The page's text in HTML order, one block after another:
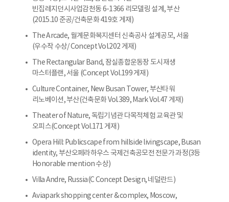
빈집레지던시사업감천동 6-1366 리모델링 설계, 부산
(2015.10 준공/건축문화 419호 게재)
The Arcade, 월계문화복지센터 신축공사 설계공모, 서울
(우수작 수상/ Concept Vol.202 게재)
The Rectangular Band, 잠실종합운동장 도시재생
마스터플랜, 서울 (Concept Vol.199 게재)
Culture Container, New Busan Tower, 부산타워
리노베이션, 부산(건축문화 Vol.389, Mark Vol.47 게재)
Theater of Nature, 독립기념관 다목적체험 교육관 및
오피스(Concept Vol.171 게재)
Opera Hill: Publicscape from hillside livingscape, Busan
identity, 부산오페라하우스 국제건축공모전 전문가 과정(3등
Honorable mention 수상)
Villa Andre, Russia(C Concept Design, 네덜란드)
Aviapark shopping center & complex, Moscow,